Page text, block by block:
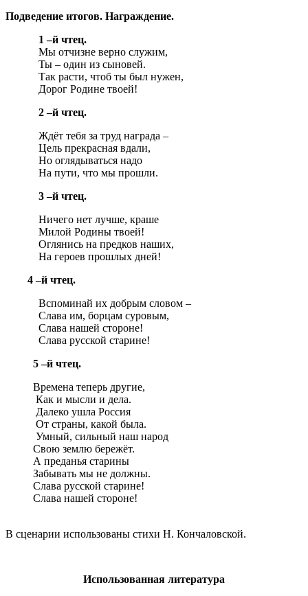
Подведение итогов. Награждение.
1 –й чтец.
Мы отчизне верно служим,
Ты – один из сыновей.
Так расти, чтоб ты был нужен,
Дорог Родине твоей!
2 –й чтец.
Ждёт тебя за труд награда –
Цель прекрасная вдали,
Но оглядываться надо
На пути, что мы прошли.
3 –й чтец.
Ничего нет лучше, краше
Милой Родины твоей!
Оглянись на предков наших,
На героев прошлых дней!
4 –й чтец.
Вспоминай их добрым словом –
Слава им, борцам суровым,
Слава нашей стороне!
Слава русской старине!
5 –й чтец.
Времена теперь другие,
Как и мысли и дела.
Далеко ушла Россия
От страны, какой была.
Умный, сильный наш народ
Свою землю бережёт.
А преданья старины
Забывать мы не должны.
Слава русской старине!
Слава нашей стороне!
В сценарии использованы стихи Н. Кончаловской.
Использованная литература